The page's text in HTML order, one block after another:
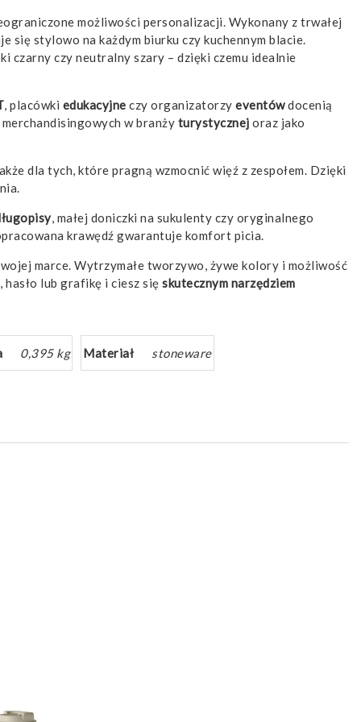
możliwości personalizacji. Wykonany z trwałej
się stylowo na każdym biurku czy kuchennym blacie.
czarny czy neutralny szary – dzięki czemu idealnie
, placówki edukacyjne czy organizatorzy eventówdocenią
w branży turystycznej oraz jako
dla tych, które pragną wzmocnić więź z zespołem. Dzięki
, małej doniczki na sukulenty czy oryginalnego
krawędź gwarantuje komfort picia.
marce. Wytrzymałe tworzywo, żywe kolory i możliwość
lub grafikę i ciesz się skutecznym narzędziem
0,395 kg Materiał stoneware